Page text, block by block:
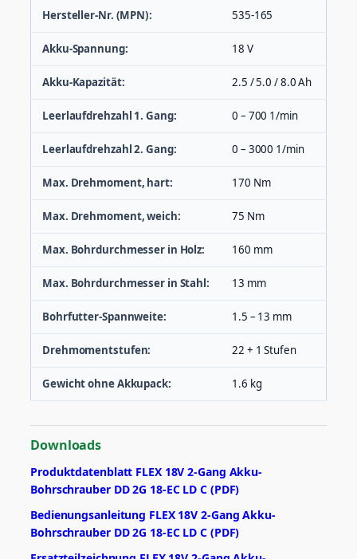
Hersteller-Nr. (MPN): 535-165
Akku-Spannung: 18 V
Akku-Kapazität: 2.5 / 5.0 / 8.0 Ah
Leerlaufdrehzahl 1. Gang: 0 – 700 1/min
Leerlaufdrehzahl 2. Gang: 0 – 3000 1/min
Max. Drehmoment, hart: 170 Nm
Max. Drehmoment, weich: 75 Nm
Max. Bohrdurchmesser in Holz: 160 mm
Max. Bohrdurchmesser in Stahl: 13 mm
Bohrfutter-Spannweite: 1.5 – 13 mm
Drehmomentstufen: 22 + 1 Stufen
Gewicht ohne Akkupack: 1.6 kg
Downloads
Produktdatenblatt FLEX 18V 2-Gang Akku-
Bohrschrauber DD 2G 18-EC LD C (PDF)
Bedienungsanleitung FLEX 18V 2-Gang Akku-
Bohrschrauber DD 2G 18-EC LD C (PDF)